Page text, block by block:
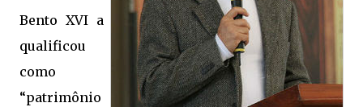
Bento XVI a
qualificou
como
“patrimônio